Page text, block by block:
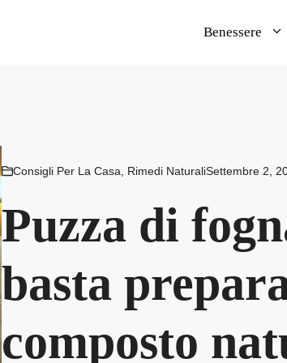
Benessere
Consigli Per La Casa Rimedi NaturaliSettembre 2,
Puzza di
basta
composto